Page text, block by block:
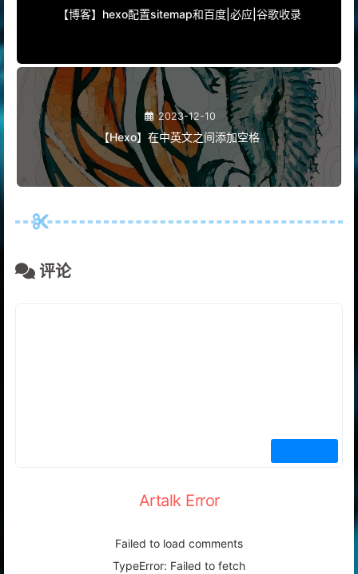
【博客】hexo配置sitemap和百度|必应|谷歌收录
2023-12-10
【Hexo】在中英文之间添加空格
评论
Artalk Error
Failed to load comments
TypeError: Failed to fetch